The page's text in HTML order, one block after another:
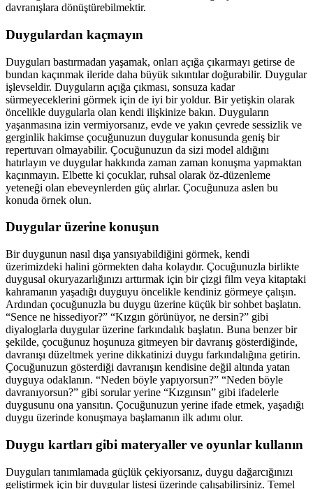
davranışlara dönüştürebilmektir.
Duygulardan kaçmayın
Duyguları bastırmadan yaşamak, onları açığa çıkarmayı getirse de
bundan kaçınmak ileride daha büyük sıkıntılar doğurabilir. Duygular
işlevseldir. Duyguların açığa çıkması, sonsuza kadar
sürmeyeceklerini görmek için de iyi bir yoldur. Bir yetişkin olarak
öncelikle duygularla olan kendi ilişkinize bakın. Duyguların
yaşanmasına izin vermiyorsanız, evde ve yakın çevrede sessizlik ve
gerginlik hakimse çocuğunuzun duygular konusunda geniş bir
repertuvarı olmayabilir. Çocuğunuzun da sizi model aldığını
hatırlayın ve duygular hakkında zaman zaman konuşma yapmaktan
kaçınmayın. Elbette ki çocuklar, ruhsal olarak öz-düzenleme
yeteneği olan ebeveynlerden güç alırlar. Çocuğunuza aslen bu
konuda örnek olun.
Duygular üzerine konuşun
Bir duygunun nasıl dışa yansıyabildiğini görmek, kendi
üzerimizdeki halini görmekten daha kolaydır. Çocuğunuzla birlikte
duygusal okuryazarlığınızı arttırmak için bir çizgi film veya kitaptaki
kahramanın yaşadığı duyguyu öncelikle kendiniz görmeye çalışın.
Ardından çocuğunuzla bu duygu üzerine küçük bir sohbet başlatın.
“Sence ne hissediyor?” “Kızgın görünüyor, ne dersin?” gibi
diyaloglarla duygular üzerine farkındalık başlatın. Buna benzer bir
şekilde, çocuğunuz hoşunuza gitmeyen bir davranış gösterdiğinde,
davranışı düzeltmek yerine dikkatinizi duygu farkındalığına getirin.
Çocuğunuzun gösterdiği davranışın kendisine değil altında yatan
duyguya odaklanın. “Neden böyle yapıyorsun?” “Neden böyle
davranıyorsun?” gibi sorular yerine “Kızgınsın” gibi ifadelerle
duygusunu ona yansıtın. Çocuğunuzun yerine ifade etmek, yaşadığı
duygu üzerinde konuşmaya başlamanın ilk adımı olur.
Duygu kartları gibi materyaller ve oyunlar kullanın
Duyguları tanımlamada güçlük çekiyorsanız, duygu dağarcığınızı
geliştirmek için bir duygular listesi üzerinde çalışabilirsiniz. Temel